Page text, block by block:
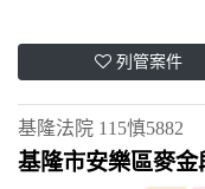
列管案件
基隆法院 115慎5882
基隆市安樂區麥金